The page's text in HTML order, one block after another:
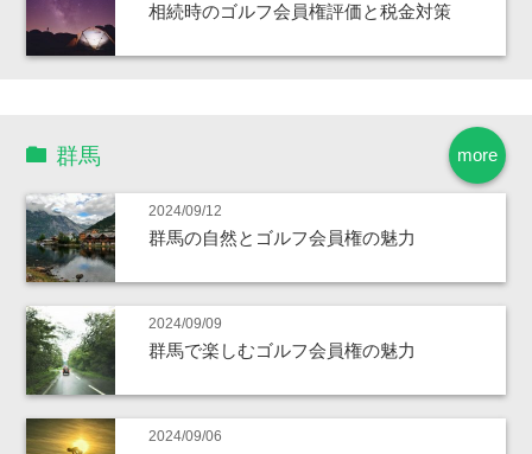
相続時のゴルフ会員権評価と税金対策
more
群馬
2024/09/12
群馬の自然とゴルフ会員権の魅力
2024/09/09
群馬で楽しむゴルフ会員権の魅力
2024/09/06